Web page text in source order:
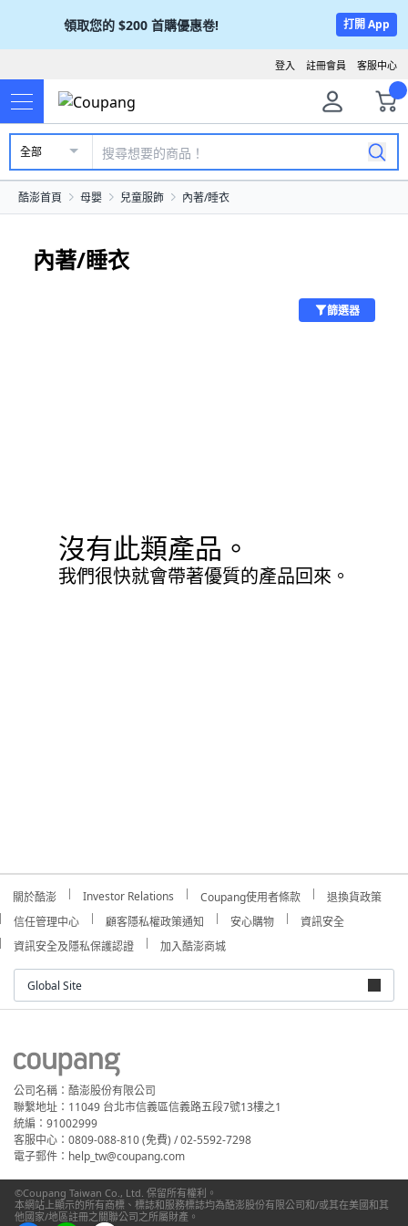
領取您的 $200 首購優惠卷! 打開 App
客服中心
註冊會員
登入
全部
酷澎首頁 母嬰 兒童服飾 內著/睡衣
內著/睡衣
篩選器
沒有此類產品。
我們很快就會帶著優質的產品回來。
關於酷澎 Investor Relations Coupang使用者條款
退換貨政策
信任管理中心
顧客隱私權政策通知 安心購物
資訊安全
資訊安全及隱私保護認證
加入酷澎商城
Global Site
公司名稱：酷澎股份有限公司
聯繫地址：11049 台北市信義區信義路五段7號13樓之1
統編：91002999
客服中心：0809-088-810 (免費) / 02-5592-7298
電子郵件：help_tw@coupang.com
©Coupang Taiwan Co., Ltd. 保留所有權利。
本網站上顯示的所有商標、標誌和服務標誌均為酷澎股份有限公司和/或其在美國和其
他國家/地區註冊之關聯公司之所屬財產。